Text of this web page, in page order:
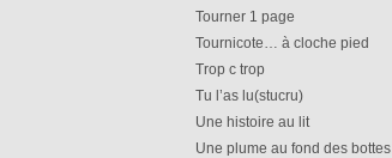
Tourner 1 page
Tournicote… à cloche pied
Trop c trop
Tu l’as lu(stucru)
Une histoire au lit
Une plume au fond des bottes